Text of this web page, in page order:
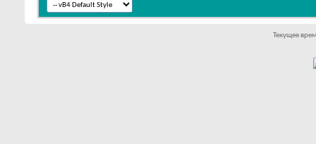
Текущее